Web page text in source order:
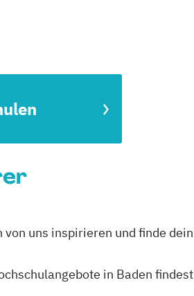
uns inspirieren und finde dein
in Baden findest